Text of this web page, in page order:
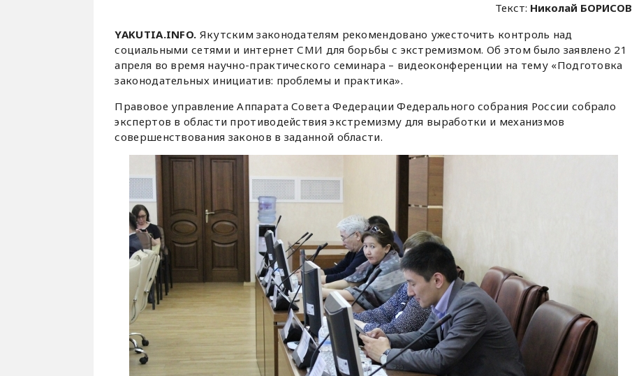
Текст: Николай БОРИСОВ
YAKUTIA.INFO. Якутским законодателям рекомендовано ужесточить контроль над
социальными сетями и интернет СМИ для борьбы с экстремизмом. Об этом было заявлено 21
апреля во время научно-практического семинара – видеоконференции на тему «Подготовка
законодательных инициатив: проблемы и практика».
Правовое управление Аппарата Совета Федерации Федерального собрания России собрало
экспертов в области противодействия экстремизму для выработки и механизмов
совершенствования законов в заданной области.